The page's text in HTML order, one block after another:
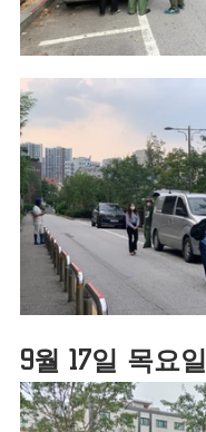
9월 17일 목요일